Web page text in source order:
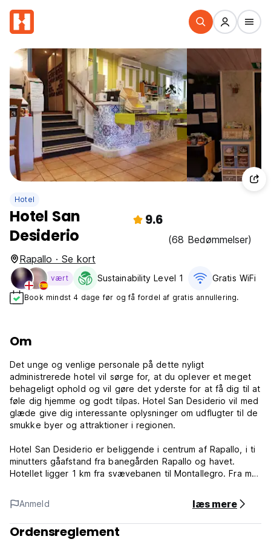
Hotel
Hotel San
Desiderio
9.6
(68 Bedømmelser)
Rapallo · Se kort
vært Sustainability Level 1 Gratis WiFi
Book mindst 4 dage før og få fordel af gratis annullering.
Om
Det unge og venlige personale på dette nyligt
administrerede hotel vil sørge for, at du oplever et meget
behageligt ophold og vil gøre det yderste for at få dig til at
føle dig hjemme og godt tilpas. Hotel San Desiderio vil med
glæde give dig interessante oplysninger om udflugter til de
smukke byer og attraktioner i regionen.
Hotel San Desiderio er beliggende i centrum af Rapallo, i ti
minutters gåafstand fra banegården Rapallo og havet.
Hotellet ligger 1 km fra svævebanen til Montallegro. Fra maj
på den liguriske kyst. Portofino og Santa Margherita Ligure
ligger 10 minutters kørsel langs kysten. Du kan tage et tog
til La Spezia, Portovenere og Cinque Terre. Genova og
dets berømte akvarium ligger 30 km derfra.
Anmeld læs mere
Ordensreglement